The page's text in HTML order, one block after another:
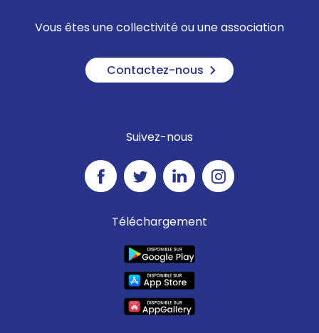
Vous êtes une collectivité ou une association
Contactez-nous
Suivez-nous
Téléchargement